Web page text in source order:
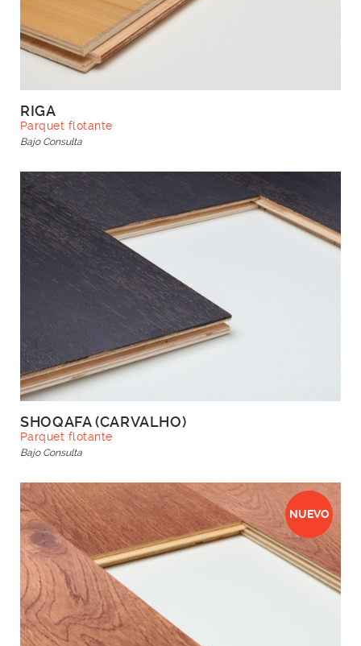
RIGA
Parquet flotante
Bajo Consulta
SHOQAFA (CARVALHO)
Parquet flotante
Bajo Consulta
NUEVO